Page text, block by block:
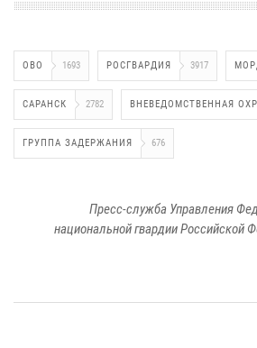
ОВО 1693 РОСГВАРДИЯ 3917
САРАНСК 2782 ВНЕВЕДОМСТВЕННАЯ
ГРУППА ЗАДЕРЖАНИЯ 676
Пресс-служба Управления
национальной гвардии Российской